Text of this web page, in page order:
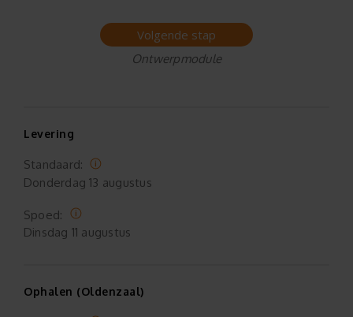
Volgende stap
Ontwerpmodule
Levering
Standaard:
Donderdag 13 augustus
Spoed:
Dinsdag 11 augustus
Ophalen (Oldenzaal)